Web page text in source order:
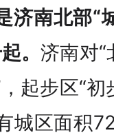
济南北部“
。济南对“
起步区“
城区面积